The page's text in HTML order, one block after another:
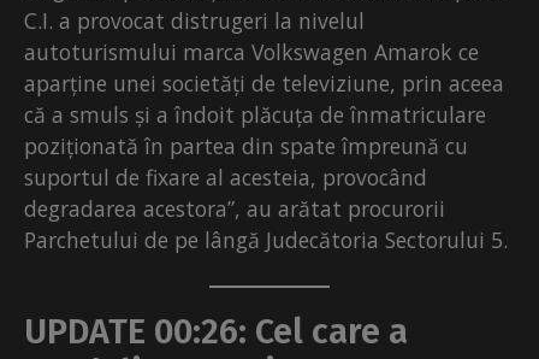
C.I. a provocat distrugeri la nivelul
autoturismului marca Volkswagen Amarok ce
aparține unei societăți de televiziune, prin aceea
că a smuls și a îndoit plăcuța de înmatriculare
poziționată în partea din spate împreună cu
suportul de fixare al acesteia, provocând
degradarea acestora”, au arătat procurorii
Parchetului de pe lângă Judecătoria Sectorului 5.
UPDATE 00:26: Cel care a